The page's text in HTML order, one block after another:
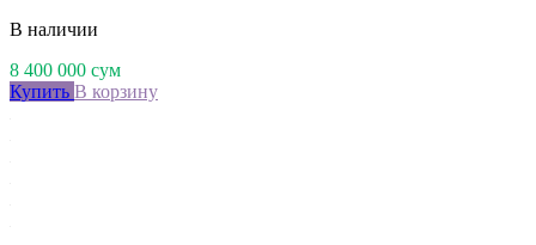
В наличии
8 400 000 сум
Купить В корзину